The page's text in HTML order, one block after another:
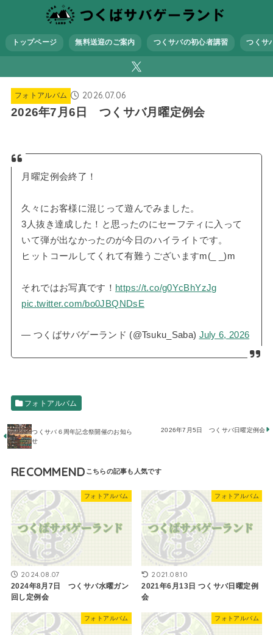
トップページ 無料送迎のご案内 つくサバの初心者講習 つくサ
フォトアルバム 2026.07.06
2026年7月6日 つくサバ月曜定例会
月曜定例会終了！
久々にお客様に混じって遊んでみました。
3人抜き達成した！と思ったのにセーフティに入って
いて弾が出なかったのが今日のハイライトです。
ヒットコールしてくれて有難うございますm(_ _)m
それではお写真です！ https://t.co/g0YcBhYzJg
pic.twitter.com/bo0JBQNDsE
— つくばサバゲーランド (@Tsuku_Saba) July 6, 2026
フォトアルバム
つくサバ６周年記念祭開催のお知ら
せ
2026年7月5日 つくサバ日曜定例会
RECOMMEND
フォトアルバム
2024.08.07
2024年8月7日 つくサバ水曜ガン
回し定例会
フォトアルバム
2021.08.10
2021年6月13日 つくサバ日曜定例
会
フォトアルバム フォトアルバム